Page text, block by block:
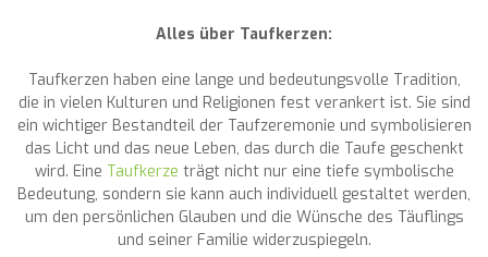
Alles über Taufkerzen:
Taufkerzen haben eine lange und bedeutungsvolle Tradition,
die in vielen Kulturen und Religionen fest verankert ist. Sie sind
ein wichtiger Bestandteil der Taufzeremonie und symbolisieren
das Licht und das neue Leben, das durch die Taufe geschenkt
wird. Eine Taufkerze trägt nicht nur eine tiefe symbolische
Bedeutung, sondern sie kann auch individuell gestaltet werden,
um den persönlichen Glauben und die Wünsche des Täuflings
und seiner Familie widerzuspiegeln.